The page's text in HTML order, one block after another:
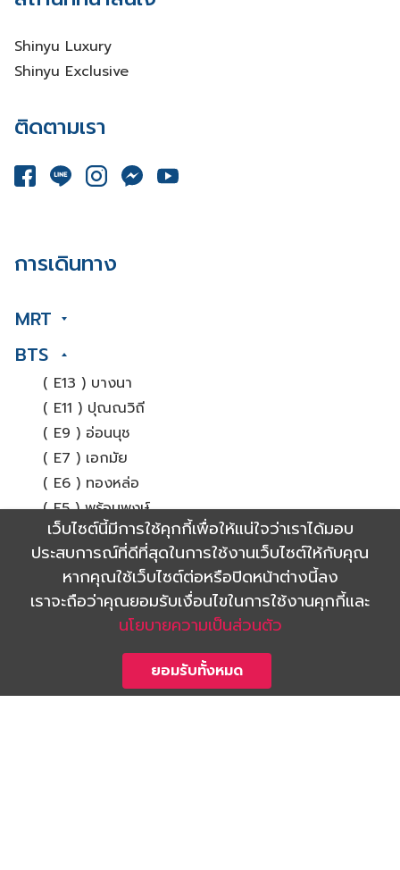
Shinyu Luxury
Shinyu Exclusive
ติดตามเรา
การเดินทาง
MRT
BTS
( E13 ) บางนา
( E11 ) ปุณณวิถี
( E9 ) อ่อนนุช
( E7 ) เอกมัย
( E6 ) ทองหล่อ
( E5 ) พร้อมพงษ์
( E4 ) อโศก
( N2 ) พญาไท
( N9 ) ห้าแยกลาดพร้าว
ผู้พัฒนา/แบรนด์
เว็บไซต์นี้มีการใช้คุกกี้เพื่อให้แน่ใจว่าเราได้มอบ
ประสบการณ์ที่ดีที่สุดในการใช้งานเว็บไซต์ให้กับคุณ
หากคุณใช้เว็บไซต์ต่อหรือปิดหน้าต่างนี้ลง
เราจะถือว่าคุณยอมรับเงื่อนไขในการใช้งานคุกกี้และ
นโยบายความเป็นส่วนตัว
ยอมรับทั้งหมด